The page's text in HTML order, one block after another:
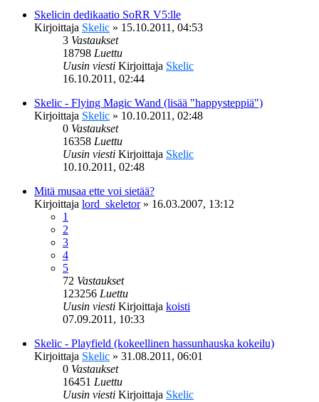
Skelicin dedikaatio SoRR V5:lle
Kirjoittaja Skelic » 15.10.2011, 04:53
3 Vastaukset
18798 Luettu
Uusin viesti Kirjoittaja Skelic
16.10.2011, 02:44
Skelic - Flying Magic Wand (lisää "happysteppiä")
Kirjoittaja Skelic » 10.10.2011, 02:48
0 Vastaukset
16358 Luettu
Uusin viesti Kirjoittaja Skelic
10.10.2011, 02:48
Mitä musaa ette voi sietää?
Kirjoittaja lord_skeletor» 16.03.2007, 13:12
1
2
3
4
5
72 Vastaukset
123256 Luettu
Uusin viesti Kirjoittaja koisti
07.09.2011, 10:33
Skelic - Playfield (kokeellinen hassunhauska kokeilu)
Kirjoittaja Skelic » 31.08.2011, 06:01
0 Vastaukset
16451 Luettu
Uusin viesti Kirjoittaja Skelic